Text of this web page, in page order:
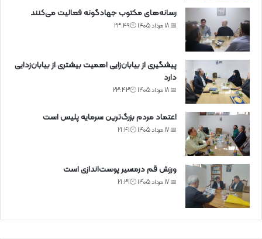
رسانه‌های مکتوب جهادگونه فعالیت می‌کنند
📅 18 مرداد 1405 🕙23:49
پیشگیری از بیابان‌زایی اهمیت بیشتری از بیابان‌زدایی
دارد
📅 18 مرداد 1405 🕙23:43
اعتماد مردم بزرگ‌ترین سرمایه پلیس است
📅 17 مرداد 1405 🕙21:41
ورزش قم درمسیر پوست‌اندازی است
📅 17 مرداد 1405 🕙21:31